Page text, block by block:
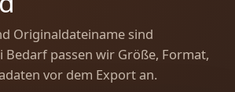
Originaldateiname sind
Bedarf passen wir Größe, Format,
vor dem Export an.